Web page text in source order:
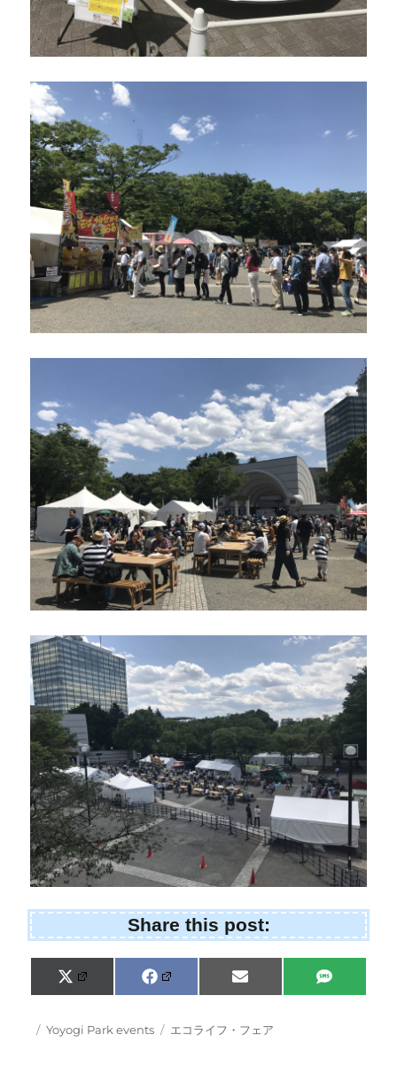
Share this post:
Share
on
X
(
w
i
Share
on
F
a
e
b
Share
on
E
m
i
Share
on
S
M
Posted
Categories
Yoyogi Park events Tags
エコライフ・フェア